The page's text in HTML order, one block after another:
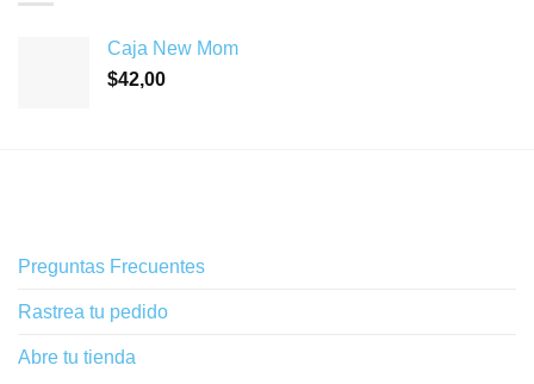
Caja New Mom
$42,00
Preguntas Frecuentes
Rastrea tu pedido
Abre tu tienda